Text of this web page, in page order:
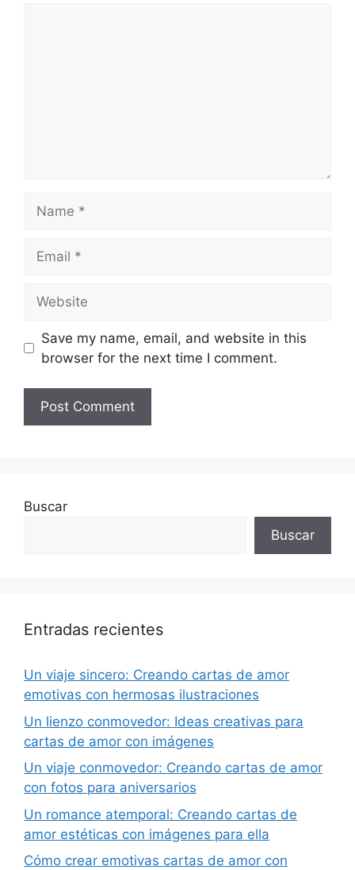
Save my name, email, and website in this
browser for the next time I comment.
Buscar
Buscar
Entradas recientes
Un viaje sincero: Creando cartas de amor
emotivas con hermosas ilustraciones
Un lienzo conmovedor: Ideas creativas para
cartas de amor con imágenes
Un viaje conmovedor: Creando cartas de amor
con fotos para aniversarios
Un romance atemporal: Creando cartas de
amor estéticas con imágenes para ella
Cómo crear emotivas cartas de amor con